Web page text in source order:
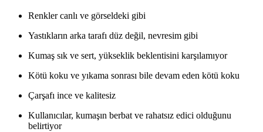
Renkler canlı ve görseldeki gibi
Yastıkların arka tarafı düz değil, nevresim gibi
Kumaş sık ve sert, yükseklik beklentisini karşılamıyor
Kötü koku ve yıkama sonrası bile devam eden kötü koku
Çarşafı ince ve kalitesiz
Kullanıcılar, kumaşın berbat ve rahatsız edici olduğunu
belirtiyor